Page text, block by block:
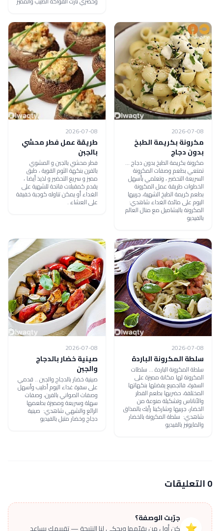
2026-07-08
مكرونة بكريمة الطبخ
بدون دجاج
مكرونة بكريمة الطبخ بدون دجاج ...
تمتعي بطعم وصفات المكرونة
السريعة التحضير ، وتعلمي بأسهل
الخطوات طريقة عمل المكرونة
بطعم كريمة الطبخ الشهية، جربيها
اليوم على مائدة الغداء شاهدي:
المكرونة بالبشاميل مع منال العالم
بالفيديو
2026-07-08
طريقة عمل فطر محشي
بالجبن
فطر محشي بالجبن و المشوي
بالفرن بنكهة الثوم القوية ، طبق
مميز و سريع التحضير و لذيذ أيضا ،
يقدم كمقبلات فاتحة للشهية على
الغداء أو يمكن تناوله كوجبة خفيفة
على العشاء .
2026-07-08
سلطة المكرونة الباردة
سلطة المكرونة الباردة ... سلطات
المكرونة لها مكانة مميزة على
السفرة، فالجميع يفضلها بنكهاتها
المختلفة، حضريها بطعم الفطر
والأناناس وتشكيلة منوعة من
الخضار، جربيها وشاركينا رأيك بالمذاق
شاهدي: سلطة المكرونة بالخضار
والمايونيز بالفيديو
2026-07-08
صينية خضار بالدجاج
والجبن
صينية خضار بالدجاج والجبن .. قدمي
على سفرة غداء اليوم أطيب وأسهل
وصفات الصواني بالفرن، وصفات
سهلة وسريعة ومميزة بطعمها
الرائع والشهي شاهدي: صينية
دجاج وخضار متبل بالفيديو
0 التعليقات
جرّبت الوصفة؟